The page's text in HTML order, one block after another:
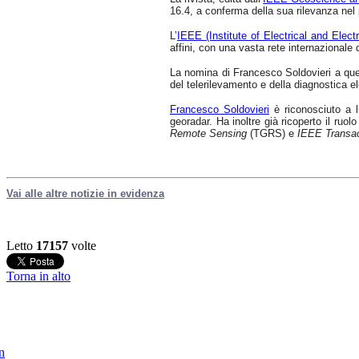
16.4, a conferma della sua rilevanza
L’ IEEE (Institute of Electrical and
affini, con una vasta rete internazionale
La nomina di Francesco Soldovieri a
del telerilevamento e della diagnostica
Francesco Soldovieri è riconosciuto a
georadar. Ha inoltre già ricoperto il
Remote Sensing (TGRS) e IEEE
Vai alle altre notizie in evidenza
Letto 17157 volte
Torna in alto